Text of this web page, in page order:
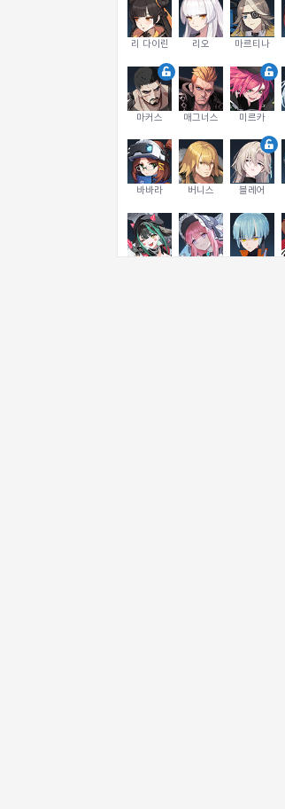
리 다이린 리오 마르티나
마커스 매그너스 미르카
바바라 버니스 블레어